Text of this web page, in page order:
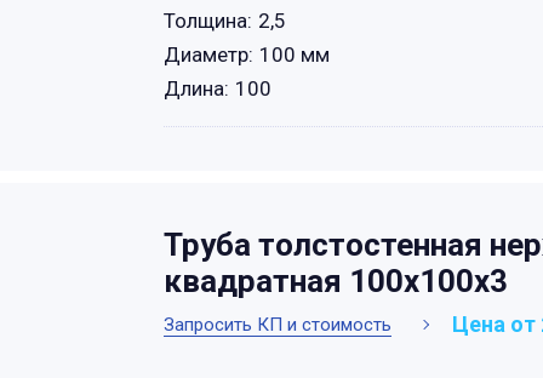
Толщина: 2,5
Диаметр: 100 мм
Длина: 100
Труба толстостенная
квадратная 100х100х3
Запросить КП и стоимость Цена от